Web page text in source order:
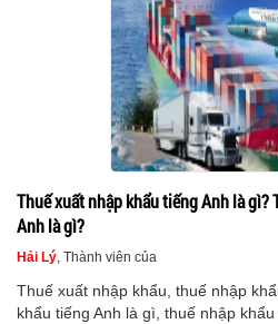
Thuế xuất nhập khẩu tiếng Anh là gì?
Anh là gì?
Hải Lý , Thành viên của
Thuế xuất nhập khẩu, thuế nhập
khẩu tiếng Anh là gì, thuế nhập